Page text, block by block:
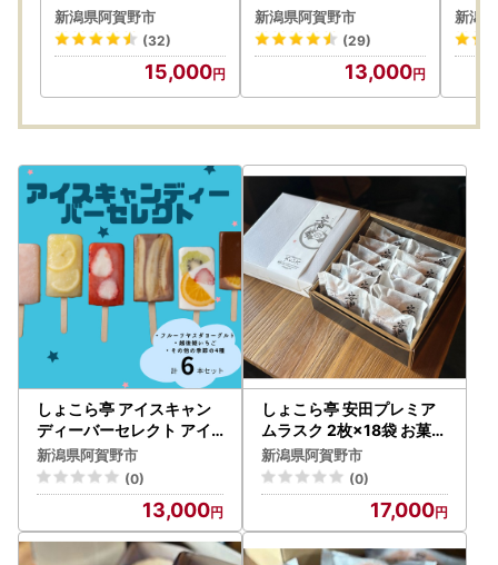
30本 化粧箱 こだわり生
乳 新鮮 濃厚 モンドセレ
クション 飲むヨーグル
ト のむよーぐると ヨー
グルト お歳暮 お中元 母
新潟県阿賀野市
(32)
15,000
り 飲み比べ金賞6本 阿
賀野市 新潟県 阿賀野 ク
ラフト 飲み比べ クラフ
トビール 地ビール ビー
ル お酒 酒 詰め合わせ ギ
13
新潟県阿賀野市
(29)
13,000
スセ
可能
日 父
冷凍
新潟
しょこら亭 アイスキャン
ディーバーセレクト アイ
ス ヨーグルト いちご 冷凍
1Z02013
新潟県阿賀野市
(0)
13,000
しょこら亭 安田プレミア
ムラスク 2枚×18袋 お菓子
菓子 スイーツ 贈答 1Z060
17
新潟県阿賀野市
(0)
17,000